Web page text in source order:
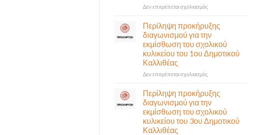
Αυγούστου-
αναγκαίο
και
σημαντικό
έργο
υποδομής
Δεν επιτρέπεται σχολιασμόςστο
σε
έκτακτη
συνεδρίαση
της
Δημοτικής
δια
ζώσης
(στην
αίθουσα
Περίληψη προκήρυξης
διαγωνισμού για την
εκμίσθωση του σχολικού
κυλικείου του 1ου Δημοτικού
Καλλιθέας
Δεν επιτρέπεται σχολιασμόςστο
προκήρυξης
διαγωνισμού
για
την
εκμίσθωση
Περίληψη προκήρυξης
διαγωνισμού για την
εκμίσθωση του σχολικού
κυλικείου του 3ου Δημοτικού
Καλλιθέας